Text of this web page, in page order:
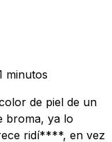
minutos
de piel de un
broma, ya lo
ridí****, en vez